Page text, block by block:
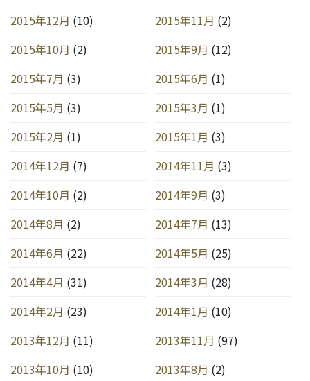
2015年12月 (10) 2015年11月 (2)
2015年10月 (2) 2015年9月 (12)
2015年7月 (3) 2015年6月 (1)
2015年5月 (3) 2015年3月 (1)
2015年2月 (1) 2015年1月 (3)
2014年12月 (7) 2014年11月 (3)
2014年10月 (2) 2014年9月 (3)
2014年8月 (2) 2014年7月 (13)
2014年6月 (22) 2014年5月 (25)
2014年4月 (31) 2014年3月 (28)
2014年2月 (23) 2014年1月 (10)
2013年12月 (11) 2013年11月 (97)
2013年10月 (10) 2013年8月 (2)